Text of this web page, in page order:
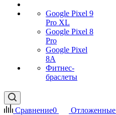
Google Pixel 9
Pro XL
Google Pixel 8
Pro
Google Pixel
8A
Фитнес-
браслеты
Сравнение0 Отложенные